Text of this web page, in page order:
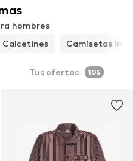
hombres
Calcetines Camisetas
Tus ofertas 105